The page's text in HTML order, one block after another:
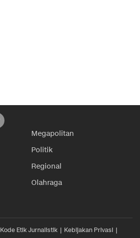
Megapolitan
Politik
Regional
Olahraga
Kode Etik Jurnalistik
Kebijakan Privasi